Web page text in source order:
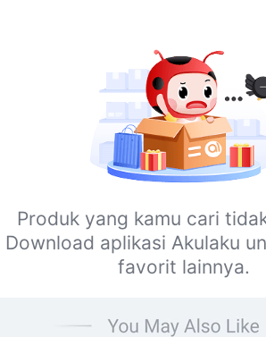
Produk yang kamu cari
Download aplikasi Akulaku
favorit lainnya.